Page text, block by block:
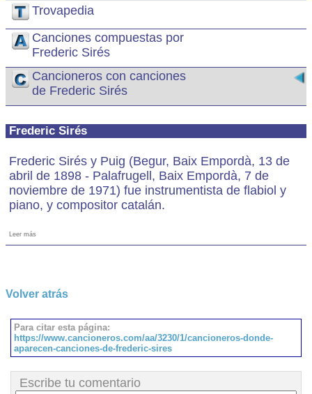
Trovapedia
Canciones compuestas por
Frederic Sirés
Cancioneros con canciones
de Frederic Sirés
Frederic Sirés
Frederic Sirés y Puig (Begur, Baix Empordà, 13 de
abril de 1898 - Palafrugell, Baix Empordà, 7 de
noviembre de 1971) fue instrumentista de flabiol y
piano, y compositor catalán.
Leer más
Volver atrás
Para citar esta página:
https://www.cancioneros.com/aa/3230/1/cancioneros-donde-
aparecen-canciones-de-frederic-sires
Escribe tu comentario